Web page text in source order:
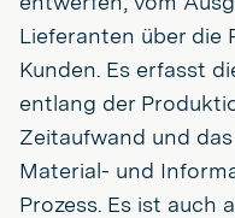
Lieferanten über die
Kunden. Es erfasst
entlang der
Zeitaufwand und
Material- und
Prozess. Es ist auch